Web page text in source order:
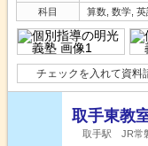
科目
算数, 数学,
チェックを入れて資料
取手東教
取手駅 JR常